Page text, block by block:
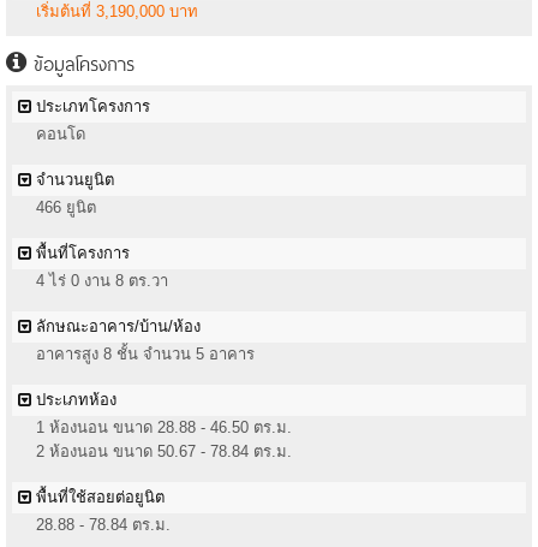
เริ่มต้นที่ 3,190,000 บาท
ข้อมูลโครงการ
ประเภทโครงการ
คอนโด
จำนวนยูนิต
466 ยูนิต
พื้นที่โครงการ
4 ไร่ 0 งาน 8 ตร.วา
ลักษณะอาคาร/บ้าน/ห้อง
อาคารสูง 8 ชั้น จำนวน 5 อาคาร
ประเภทห้อง
1 ห้องนอน ขนาด 28.88 - 46.50 ตร.ม.
2 ห้องนอน ขนาด 50.67 - 78.84 ตร.ม.
พื้นที่ใช้สอยต่อยูนิต
28.88 - 78.84 ตร.ม.